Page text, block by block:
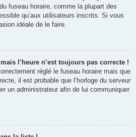
fuseau horaire, comme la plupart des
qu’aux utilisateurs inscrits. Si vous
idéale de le faire.
l’heure n’est toujours pas correcte !
réglé le fuseau horaire mais que
il est probable que l’horloge du serveur
un administrateur afin de lui communiquer